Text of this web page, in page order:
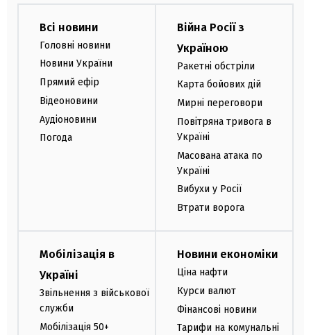
Всі новини
Головні новини
Новини України
Прямий ефір
Відеоновини
Аудіоновини
Погода
Війна Росії з
Україною
Ракетні обстріли
Карта бойових дій
Мирні переговори
Повітряна тривога в
Україні
Масована атака по
Україні
Вибухи у Росії
Втрати ворога
Мобілізація в
Україні
Звільнення з військової
служби
Мобілізація 50+
Новини економіки
Ціна нафти
Курси валют
Фінансові новини
Тарифи на комунальні